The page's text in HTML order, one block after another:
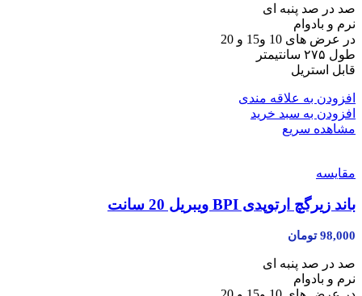
صد در صد پنبه ای
نرم و بادوام
در عرض های 10 و15 و 20
طول ۲۷۵ سانتیمتر
قابل استریل
افزودن به علاقه مندی
افزودن به سبد خرید
مشاهده سریع
مقایسه
باند زیر‌گچ ارتوپدی BPI ویبریل 20 سانت
98,000 تومان
صد در صد پنبه ای
نرم و بادوام